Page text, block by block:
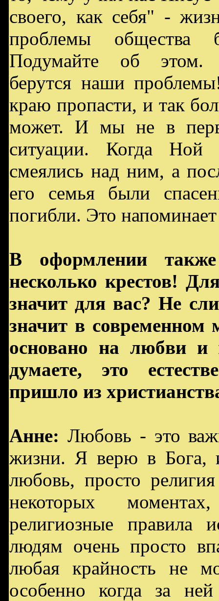
своего, как себя" -
проблемы
Подумайте об этом.
берутся наши
краю пропасти, и так
может. И мы не в
ситуации. Когда Ной
смеялись над ним, а
его семья были
погибли. Это
В оформлении
несколько крестов!
значит для вас? Не
значит в современном
основано на любви и
думаете, это
пришло из
Анне: Любовь - это
жизни. Я верю в Бога,
любовь, просто
некоторых
религиозные правила
людям очень просто
любая крайность не
особенно когда за